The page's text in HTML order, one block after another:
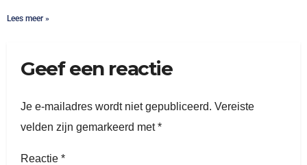
Lees meer »
Geef een reactie
Je e-mailadres wordt niet gepubliceerd. Vereiste
velden zijn gemarkeerd met*
Reactie *